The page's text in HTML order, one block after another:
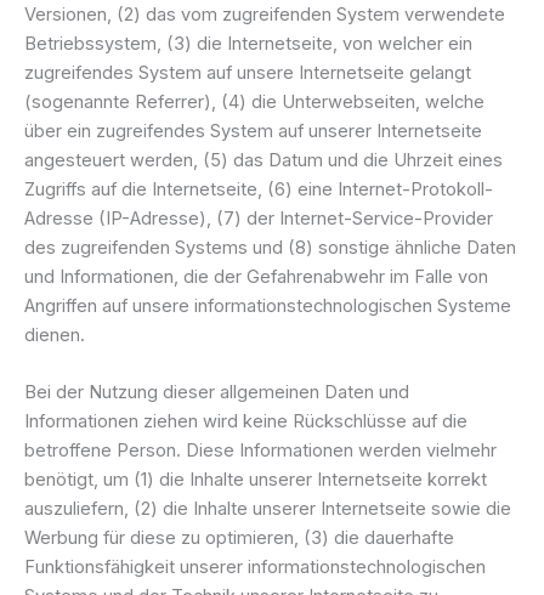
Versionen, (2) das vom zugreifenden System verwendete
Betriebssystem, (3) die Internetseite, von welcher ein
zugreifendes System auf unsere Internetseite gelangt
(sogenannte Referrer), (4) die Unterwebseiten, welche
über ein zugreifendes System auf unserer Internetseite
angesteuert werden, (5) das Datum und die Uhrzeit eines
Zugriffs auf die Internetseite, (6) eine Internet-Protokoll-
Adresse (IP-Adresse), (7) der Internet-Service-Provider
des zugreifenden Systems und (8) sonstige ähnliche Daten
und Informationen, die der Gefahrenabwehr im Falle von
Angriffen auf unsere informationstechnologischen Systeme
dienen.
Bei der Nutzung dieser allgemeinen Daten und
Informationen ziehen wird keine Rückschlüsse auf die
betroffene Person. Diese Informationen werden vielmehr
benötigt, um (1) die Inhalte unserer Internetseite korrekt
auszuliefern, (2) die Inhalte unserer Internetseite sowie die
Werbung für diese zu optimieren, (3) die dauerhafte
Funktionsfähigkeit unserer informationstechnologischen